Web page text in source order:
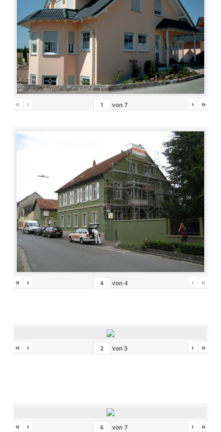
« ‹ von 7 › »
« ‹ von 4 › »
« ‹ von 5 › »
« ‹ von 7 › »